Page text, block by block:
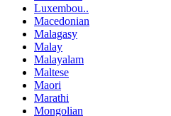
Luxembou..
Macedonian
Malagasy
Malay
Malayalam
Maltese
Maori
Marathi
Mongolian